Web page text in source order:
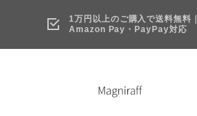
1万円以上のご購入で送料無料｜
Amazon Pay・PayPay対応